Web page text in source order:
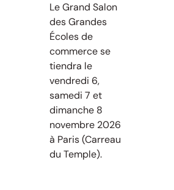
Le Grand Salon
des Grandes
Écoles de
commerce se
tiendra le
vendredi 6,
samedi 7 et
dimanche 8
novembre 2026
à Paris (Carreau
du Temple).